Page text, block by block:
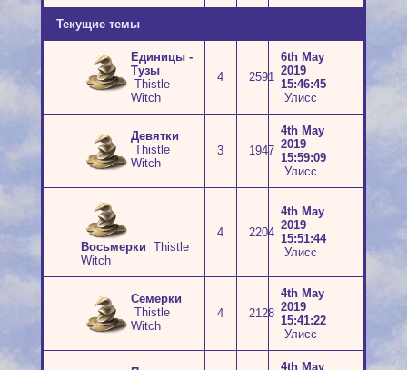
Текущие темы
Единицы -
Тузы
Thistle
Witch
4 2591
6th May
2019
15:46:45
Улисс
Девятки
Thistle
Witch
3 1947
4th May
2019
15:59:09
Улисс
Восьмерки Thistle
Witch
4 2204
4th May
2019
15:51:44
Улисс
Семерки
Thistle
Witch
4 2128
4th May
2019
15:41:22
Улисс
4th May